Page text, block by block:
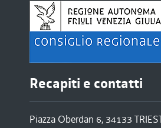
Recapiti e contatti
Piazza Oberdan 6, 34133